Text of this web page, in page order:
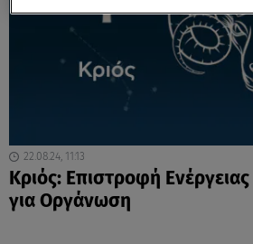
22.08.24, 11:13
Κριός: Επιστροφή
για Οργάνωση